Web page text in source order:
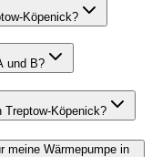
Köpenick?
und B?
Treptow-Köpenick?
meine Wärmepumpe in